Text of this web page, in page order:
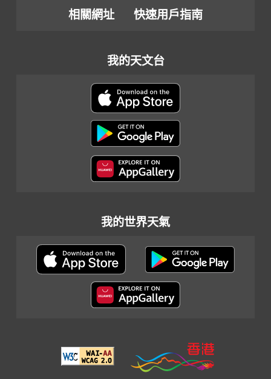
相關網址
快速用戶指南
我的天文台
我的世界天氣